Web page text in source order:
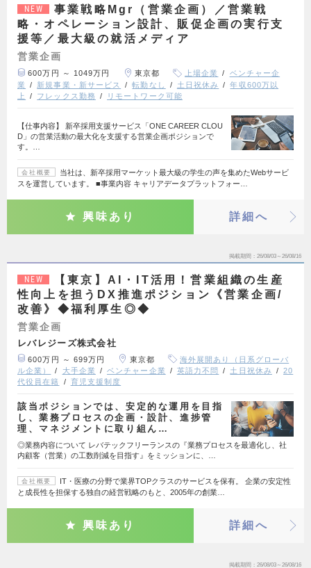
NEW
事業戦略Mgr（営業企画）／営業戦
略・オペレーション設計、販促企画の実行支
援等／最大級の就活メディア
営業企画
600万円 ～ 1049万円 東京都 上場企業
ベンチャー企
業
新規事業・新サービス 転勤なし 土日祝休み
年収600万以
上
フレックス勤務 リモートワーク可能
【仕事内容】 新卒採用支援サービス「ONE CAREER CLOU
D」の営業活動の最大化を支援する営業企画ポジションで
す。…
会社概要
当社は、新卒採用マーケット最大級の学生の声を集めたWebサービ
スを運営しています。 ■事業内容 キャリアデータプラットフォー…
興味あり 詳細へ
掲載期間 26/08/03～26/08/16
NEW
【東京】AI・IT活用！営業組織の生産
性向上を担うDX推進ポジション《営業企画/
改善》◆福利厚生◎◆
営業企画
レバレジーズ株式会社
600万円 ～ 699万円 東京都
海外展開あり（日系グローバ
ル企業）
大手企業 ベンチャー企業 英語力不問 土日祝休み
20
代役員在籍
育児支援制度
該当ポジションでは、安定的な運用を目指
し、業務プロセスの企画・設計、進捗管
理、マネジメントに取り組ん…
◎業務内容について レバテックフリーランスの『業務プロセスを最適化し、社
内顧客（営業）の工数削減を目指す』をミッションに、…
会社概要
IT・医療の分野で業界TOPクラスのサービスを保有。 企業の安定性
と成長性を担保する独自の経営戦略のもと、2005年の創業…
興味あり 詳細へ
掲載期間 26/08/03～26/08/16